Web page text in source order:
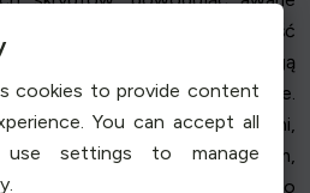
modyfikujące zawartość
plikami cookie mogą
powodując błędy lub awarie.
związane z rozszerzeniami,
rozszerzeń jeden po drugim,
dodatek. Warto
cookies to provide content
You can accept all
settings to manage